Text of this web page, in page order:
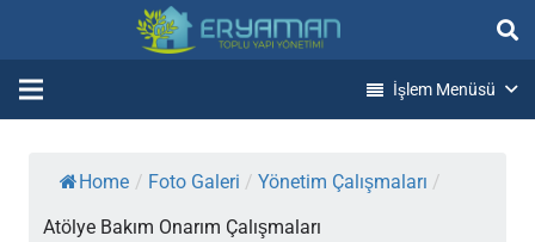
İşlem Menüsü
Home / Foto Galeri / Yönetim Çalışmaları /
Atölye Bakım Onarım Çalışmaları